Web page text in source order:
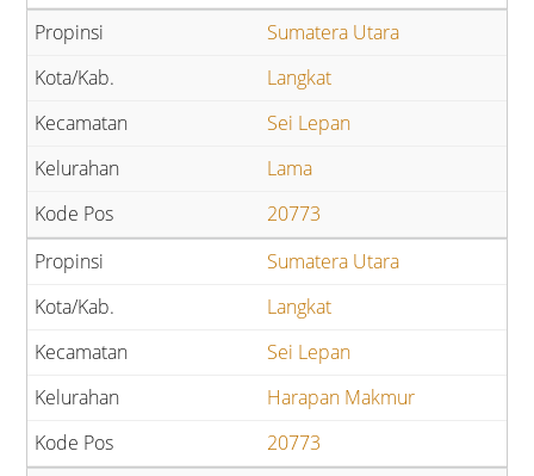
Sumatera Utara
Langkat
Sei Lepan
Lama
20773
Sumatera Utara
Langkat
Sei Lepan
Harapan Makmur
20773